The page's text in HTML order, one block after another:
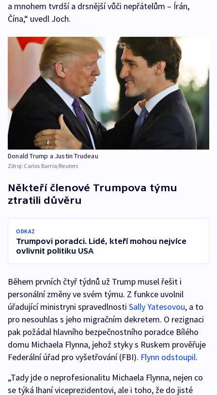
a mnohem tvrdší a drsnější vůči nepřátelům – Írán,
Čína,“ uvedl Joch.
Donald Trump a Justin Trudeau
Zdroj: Carlos Barria/Reuters
Někteří členové Trumpova týmu
ztratili důvěru
ODKAZ
Trumpovi poradci. Lidé, kteří mohou nejvíce
ovlivnit politiku USA
Během prvních čtyř týdnů už Trump musel řešit i
personální změny ve svém týmu. Z funkce uvolnil
úřadující ministryni spravedlnosti Sally Yatesovou, a to
pro nesouhlas s jeho migračním dekretem. O rezignaci
pak požádal hlavního bezpečnostního poradce Bílého
domu Michaela Flynna, jehož styky s Ruskem prověřuje
Federální úřad pro vyšetřování (FBI). Flynn odstoupil.
„Tady jde o neprofesionalitu Michaela Flynna, nejen co
se týká lhaní viceprezidentovi, ale i toho, že do jisté